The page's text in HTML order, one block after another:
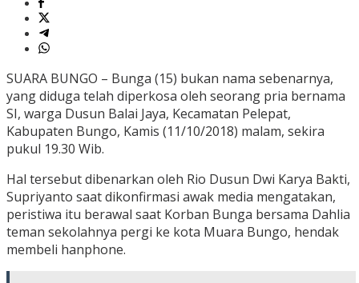
SUARA BUNGO – Bunga (15) bukan nama sebenarnya,
yang diduga telah diperkosa oleh seorang pria bernama
SI, warga Dusun Balai Jaya, Kecamatan Pelepat,
Kabupaten Bungo, Kamis (11/10/2018) malam, sekira
pukul 19.30 Wib.
Hal tersebut dibenarkan oleh Rio Dusun Dwi Karya Bakti,
Supriyanto saat dikonfirmasi awak media mengatakan,
peristiwa itu berawal saat Korban Bunga bersama Dahlia
teman sekolahnya pergi ke kota Muara Bungo, hendak
membeli hanphone.